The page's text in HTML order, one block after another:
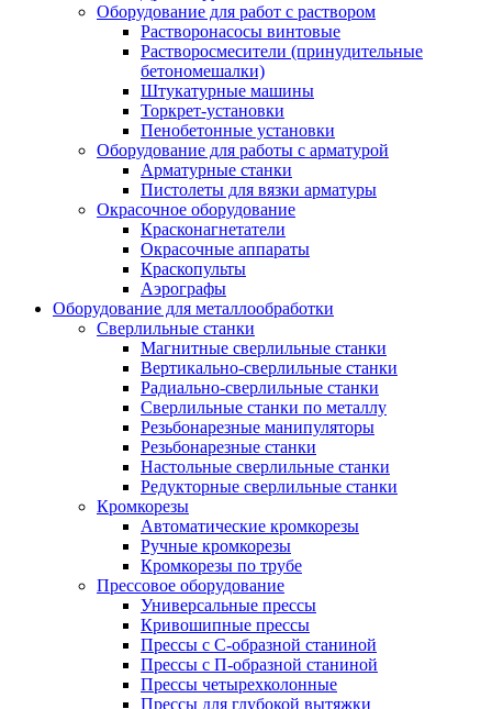
Оборудование для работ с раствором
Растворонасосы винтовые
Растворосмесители (принудительные
бетономешалки)
Штукатурные машины
Торкрет-установки
Пенобетонные установки
Оборудование для работы с арматурой
Арматурные станки
Пистолеты для вязки арматуры
Окрасочное оборудование
Красконагнетатели
Окрасочные аппараты
Краскопульты
Аэрографы
Оборудование для металлообработки
Сверлильные станки
Магнитные сверлильные станки
Вертикально-сверлильные станки
Радиально-сверлильные станки
Сверлильные станки по металлу
Резьбонарезные манипуляторы
Резьбонарезные станки
Настольные сверлильные станки
Редукторные сверлильные станки
Кромкорезы
Автоматические кромкорезы
Ручные кромкорезы
Кромкорезы по трубе
Прессовое оборудование
Универсальные прессы
Кривошипные прессы
Прессы с С-образной станиной
Прессы с П-образной станиной
Прессы четырехколонные
Прессы для глубокой вытяжки